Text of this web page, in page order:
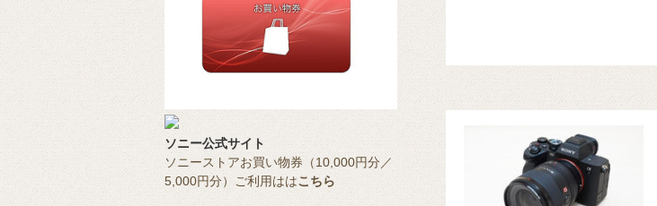
ソニー公式サイト
ソニーストアお買い物券（10,000円分／
5,000円分）ご利用ははこちら